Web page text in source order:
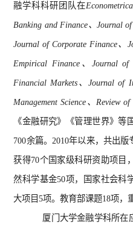
融学科科研团队在
Banking and Finance、Journal of
Journal of Corporate Finance、
Empirical Finance、Journal
Financial Markets、Journal of
Management Science、Review of
《金融研究》《管理世界》等
700余篇。2010年以来，共出
获得70个国家级科研资助项目
然科学基金50项，国家社会科
大项目5项。教育部课题18项，
厦门大学金融学科所在